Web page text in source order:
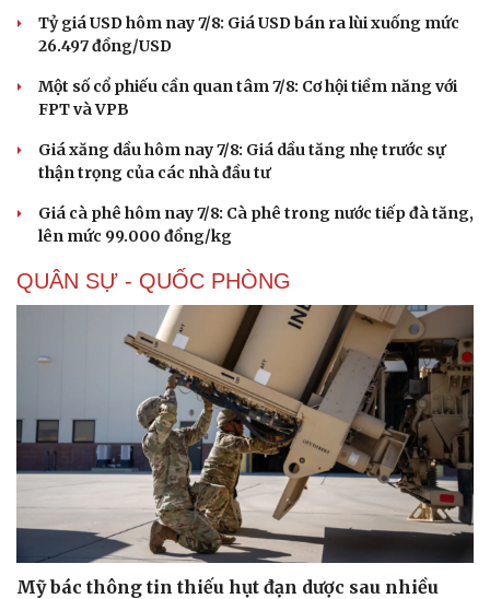
Tỷ giá USD hôm nay 7/8: Giá USD bán ra lùi xuống mức
26.497 đồng/USD
Một số cổ phiếu cần quan tâm 7/8: Cơ hội tiềm năng với
FPT và VPB
Giá xăng dầu hôm nay 7/8: Giá dầu tăng nhẹ trước sự
thận trọng của các nhà đầu tư
Giá cà phê hôm nay 7/8: Cà phê trong nước tiếp đà tăng,
lên mức 99.000 đồng/kg
QUÂN SỰ - QUỐC PHÒNG
Mỹ bác thông tin thiếu hụt đạn dược sau nhiều